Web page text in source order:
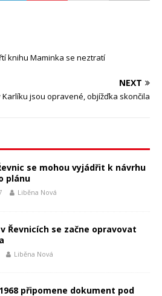
knihu Maminka se neztratí
NEXT
Karlíku jsou opravené, objížďka skončila
se mohou vyjádřit k návrhu
plánu
Liběna Nová
Řevnicích se začne opravovat
Liběna Nová
připomene dokument pod